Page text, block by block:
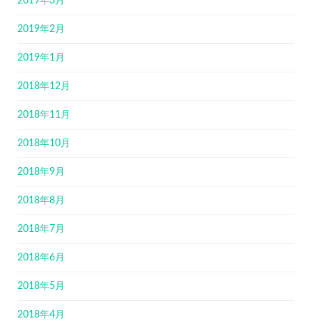
2019年2月
2019年1月
2018年12月
2018年11月
2018年10月
2018年9月
2018年8月
2018年7月
2018年6月
2018年5月
2018年4月